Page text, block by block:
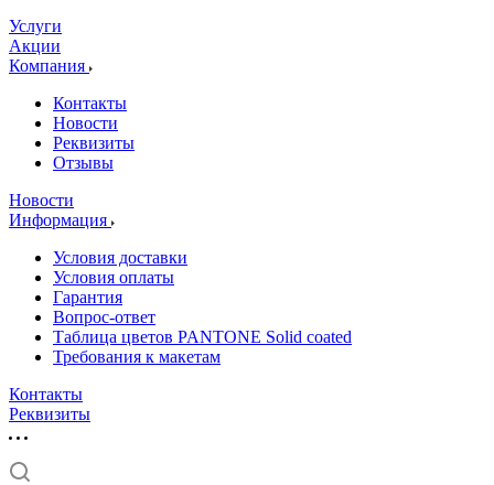
Услуги
Акции
Компания
Контакты
Новости
Реквизиты
Отзывы
Новости
Информация
Условия доставки
Условия оплаты
Гарантия
Вопрос-ответ
Таблица цветов PANTONE Solid coated
Требования к макетам
Контакты
Реквизиты